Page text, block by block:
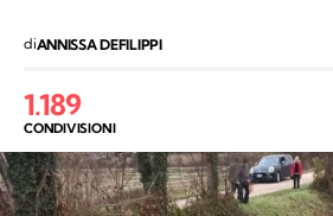
diANNISSA DEFILIPPI
1.189
CONDIVISIONI